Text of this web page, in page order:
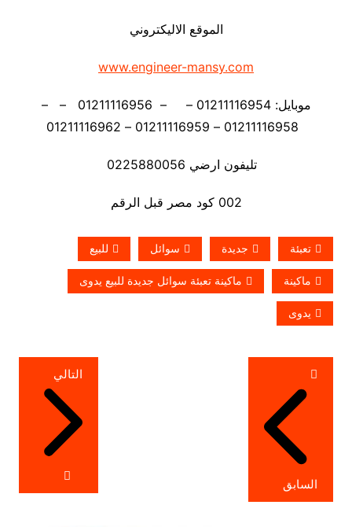
الموقع الاليكتروني
www.engineer-mansy.com
موبايل: 01211116954 – – 01211116956 – –
تليفون ارضي 0225880056
002 كود مصر قبل الرقم
تعبئة جديدة سوائل للبيع
ماكينة ماكينة تعبئة سوائل جديدة للبيع يدوى
يدوى
تصفّح
المقالات
السابق
التالي